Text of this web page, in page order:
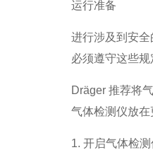
运行准备
进行涉及到安
必须遵守这些规
Dräger 推荐将
气体检测仪放
1. 开启气体检